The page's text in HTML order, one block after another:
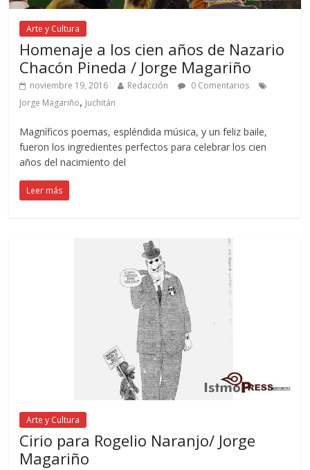
Arte y Cultura
Homenaje a los cien años de Nazario
Chacón Pineda / Jorge Magariño
noviembre 19, 2016 Redacción
0 Comentarios
Jorge Magariño, Juchitán
Magníficos poemas, espléndida música, y un feliz baile,
fueron los ingredientes perfectos para celebrar los cien
años del nacimiento del
Leer más
Arte y Cultura
Cirio para Rogelio Naranjo/ Jorge
Magariño